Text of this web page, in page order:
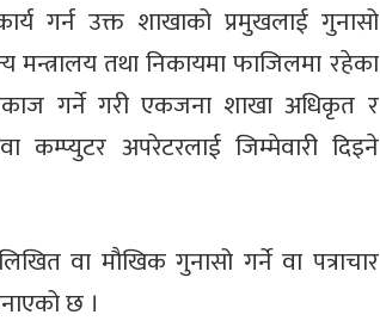
गर्न उक्त शाखाको प्रमुखलाई गुनासो
मन्त्रालय तथा निकायमा फाजिलमा रहेका
गर्ने गरी एकजना शाखा अधिकृत र
अपरेटरलाई जिम्मेवारी दिइने
वा मौखिक गुनासो गर्ने वा पत्राचार
छ ।